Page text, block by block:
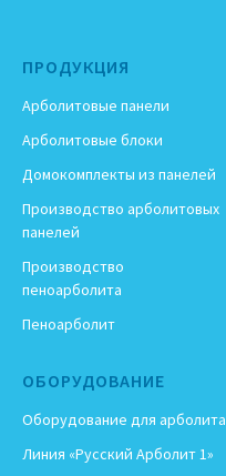
ПРОДУКЦИЯ
Арболитовые панели
Арболитовые блоки
Домокомплекты из панелей
Производство арболитовых
панелей
Производство
пеноарболита
Пеноарболит
ОБОРУДОВАНИЕ
Оборудование для арболита
Линия «Русский Арболит 1»